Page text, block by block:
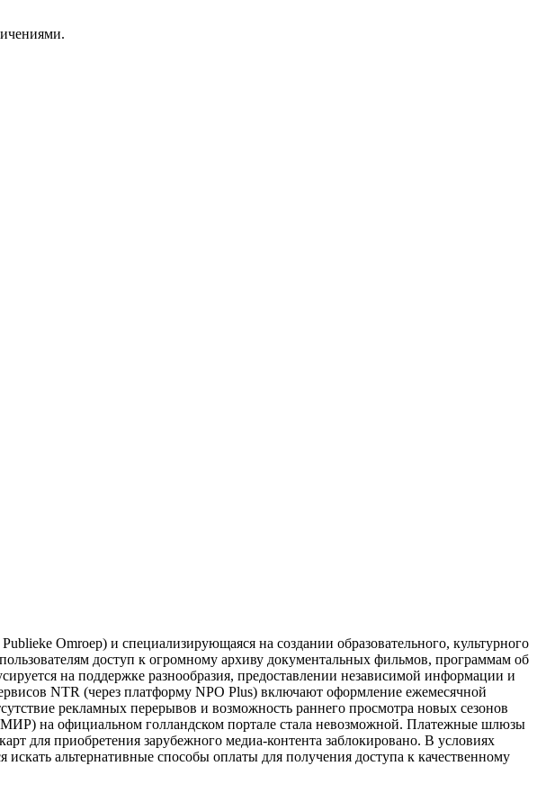
Omroep) и специализирующаяся на создании образовательного, культурного
доступ к огромному архиву документальных фильмов, программам об
на поддержке разнообразия, предоставлении независимой информации и
NTR (через платформу NPO Plus) включают оформление ежемесячной
рекламных перерывов и возможность раннего просмотра новых сезонов
на официальном голландском портале стала невозможной. Платежные шлюзы
для приобретения зарубежного медиа-контента заблокировано. В условиях
альтернативные способы оплаты для получения доступа к качественному